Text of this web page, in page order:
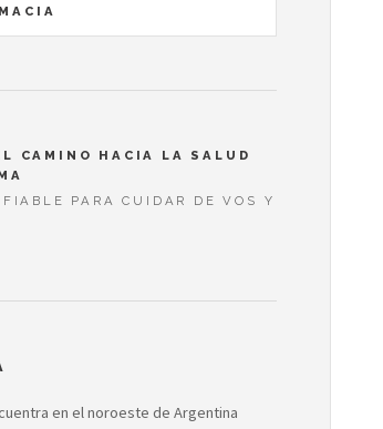
CAMINO HACIA LA SALUD
PARA CUIDAR DE VOS Y
en el noroeste de Argentina